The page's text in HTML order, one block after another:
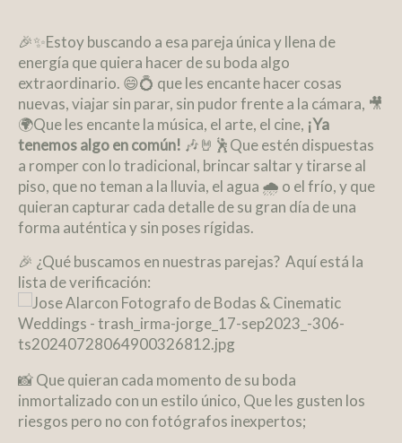
🎉✨Estoy buscando a esa pareja única y llena de
energía que quiera hacer de su boda algo
extraordinario. 😄💍 que les encante hacer cosas
nuevas, viajar sin parar, sin pudor frente a la cámara, 🎥
🌍Que les encante la música, el arte, el cine, ¡Ya
tenemos algo en común! 🎶🤘🕺Que estén dispuestas
a romper con lo tradicional, brincar saltar y tirarse al
piso, que no teman a la lluvia, el agua 🌧️ o el frío, y que
quieran capturar cada detalle de su gran día de una
forma auténtica y sin poses rígidas.
🎉 ¿Qué buscamos en nuestras parejas? Aquí está la
lista de verificación:
📸 Que quieran cada momento de su boda
inmortalizado con un estilo único, Que les gusten los
riesgos pero no con fotógrafos inexpertos;